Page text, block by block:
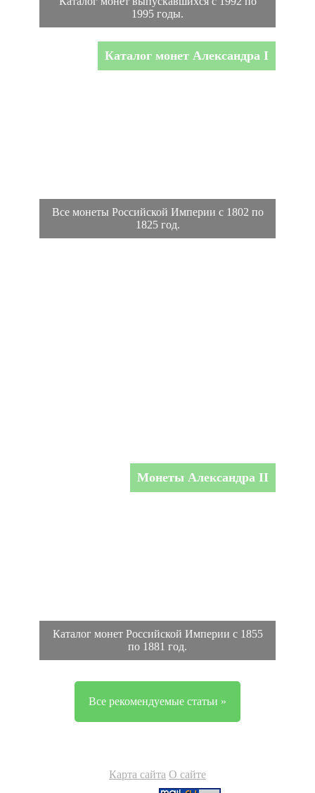
1995 годы.
Каталог монет Александра I
Все монеты Российской Империи с 1802 по
1825 год.
Монеты Александра II
Каталог монет Российской Империи с 1855
по 1881 год.
Все рекомендуемые статьи »
Карта сайта О сайте